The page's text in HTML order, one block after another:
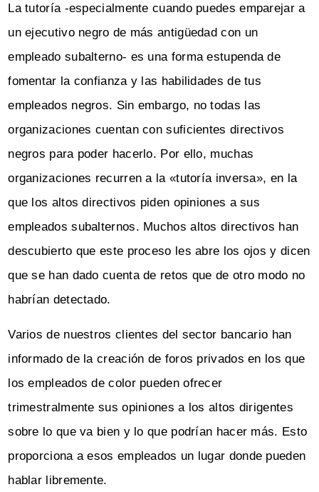
La tutoría -especialmente cuando puedes emparejar a
un ejecutivo negro de más antigüedad con un
empleado subalterno- es una forma estupenda de
fomentar la confianza y las habilidades de tus
empleados negros. Sin embargo, no todas las
organizaciones cuentan con suficientes directivos
negros para poder hacerlo. Por ello, muchas
organizaciones recurren a la «tutoría inversa», en la
que los altos directivos piden opiniones a sus
empleados subalternos. Muchos altos directivos han
descubierto que este proceso les abre los ojos y dicen
que se han dado cuenta de retos que de otro modo no
habrían detectado.
Varios de nuestros clientes del sector bancario han
informado de la creación de foros privados en los que
los empleados de color pueden ofrecer
trimestralmente sus opiniones a los altos dirigentes
sobre lo que va bien y lo que podrían hacer más. Esto
proporciona a esos empleados un lugar donde pueden
hablar libremente.